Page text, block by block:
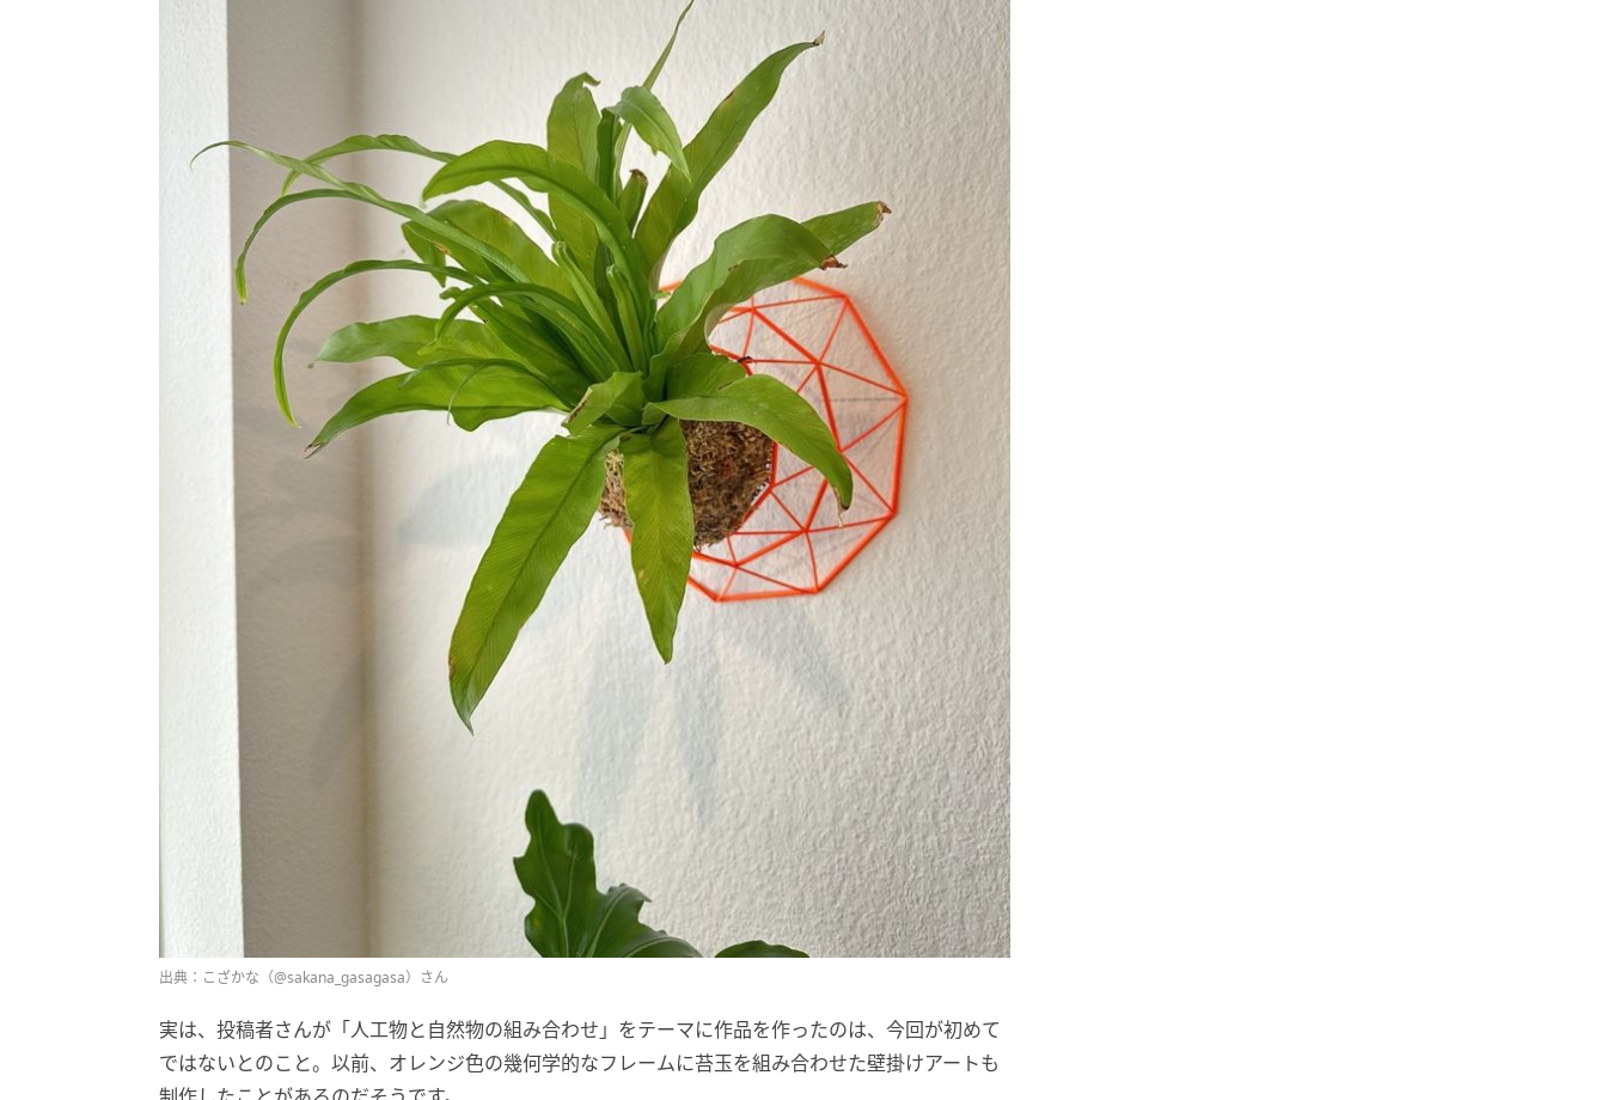
出典：こざかな（@sakana_gasagasa）さん
実は、投稿者さんが「人工物と自然物の組み合わせ」をテーマに作品を作ったのは、今回が初めて
ではないとのこと。以前、オレンジ色の幾何学的なフレームに苔玉を組み合わせた壁掛けアートも